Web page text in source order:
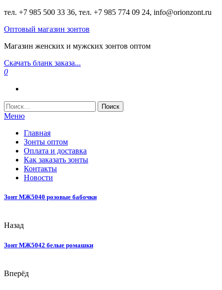
Перейти
содержимому
тел. +7 985 500 33 36, тел. +7 985 774 09 24, info@orionzont.ru
Оптовый магазин зонтов
Магазин женских и мужских зонтов оптом
Скачать бланк заказа...
0
Найти:
Меню
Главная
Зонты оптом
Оплата и доставка
Как заказать зонты
Контакты
Новости
Зонт МЖ5040 розовые бабочки
Назад
Зонт МЖ5042 белые ромашки
Вперёд